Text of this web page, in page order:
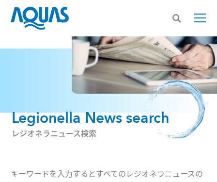
Legionella News search
レジオネラニュース検索
キーワードを入力するとすべてのレジオネラニュースの